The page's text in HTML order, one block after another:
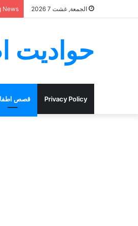
الجمعة, غشت 7 2026 News
حواديت
Privacy Policy قصص